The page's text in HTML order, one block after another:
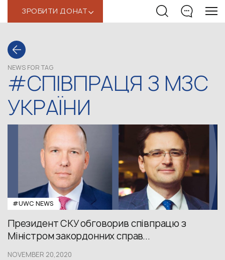
ЗРОБИТИ ДОНАТ‹
NEWS FOR TAG
#СПІВПРАЦЯ З МЗС
УКРАЇНИ
#UWC NEWS
Президент СКУ обговорив співпрацю з
Міністром закордонних справ...
NOVEMBER 20,2020